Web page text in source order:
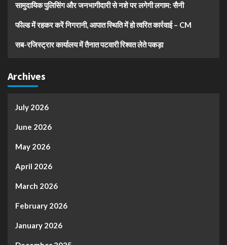
सामुदायिक पुलिसिंग और जनभागीदारी से नशे पर लगेगी लगाम: सैनी
फील्ड में रहकर करें निगरानी, आपात स्थिति में हो त्वरित कार्रवाई – CM
सब-रजिस्ट्रार कार्यालय में तैनात पटवारी रिश्वत लेते पकड़ा
Archives
July 2026
June 2026
May 2026
April 2026
March 2026
February 2026
January 2026